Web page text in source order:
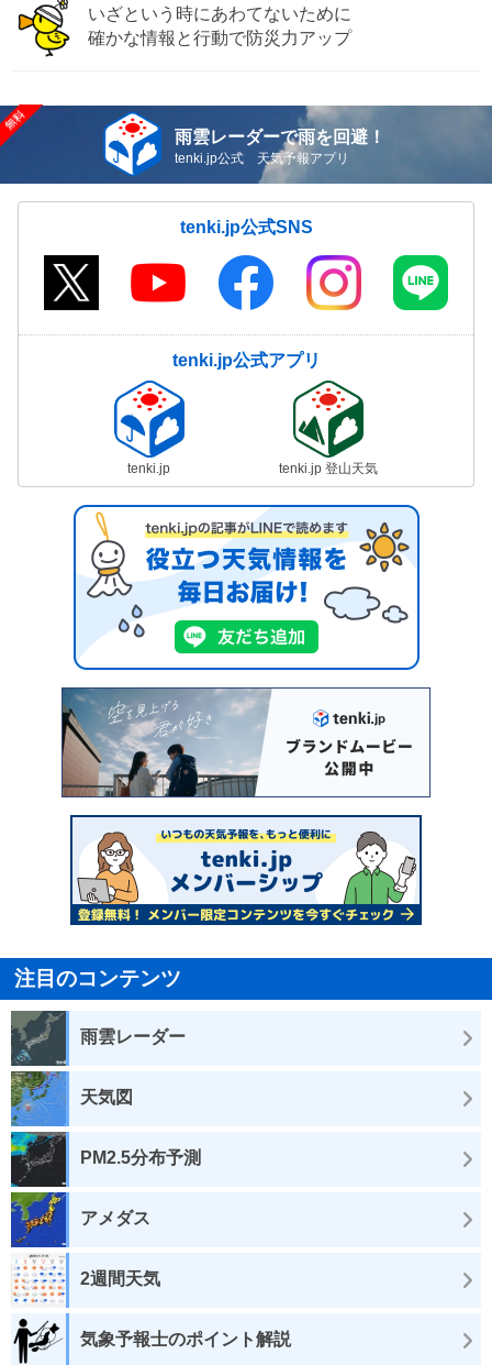
いざという時にあわてないために
確かな情報と行動で防災力アップ
雨雲レーダーで雨を回避！
tenki.jp公式 天気予報アプリ
tenki.jp公式SNS
tenki.jp公式アプリ
tenki.jp tenki.jp 登山天気
注目のコンテンツ
雨雲レーダー
天気図
PM2.5分布予測
アメダス
2週間天気
気象予報士のポイント解説